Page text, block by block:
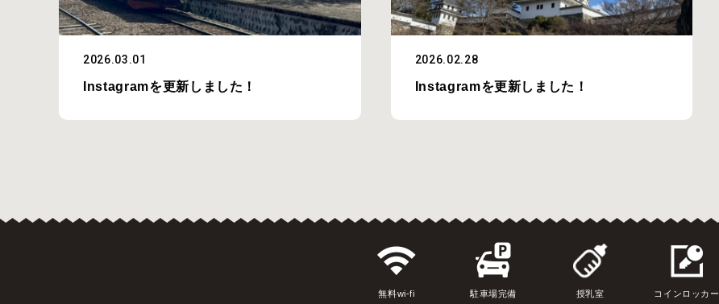
2026.03.01
Instagramを更新しました！
2026.02.28
Instagramを更新しました！
無料wi-fi 駐車場完備 授乳室 コインロッカー